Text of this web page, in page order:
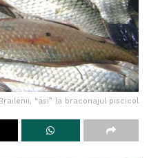
“asi” la braconajul piscicol